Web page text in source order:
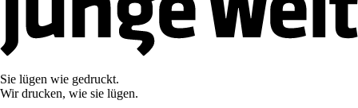
Sie lügen wie gedruckt.
Wir drucken, wie sie lügen.